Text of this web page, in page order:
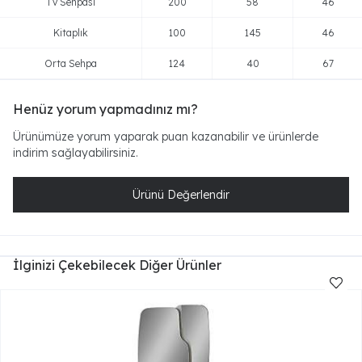
Kitaplık 100 145 46
Orta Sehpa 124 40 67
Henüz yorum yapmadınız mı?
Ürünümüze yorum yaparak puan kazanabilir ve ürünlerde
indirim sağlayabilirsiniz.
Ürünü Değerlendir
İlginizi Çekebilecek Diğer Ürünler